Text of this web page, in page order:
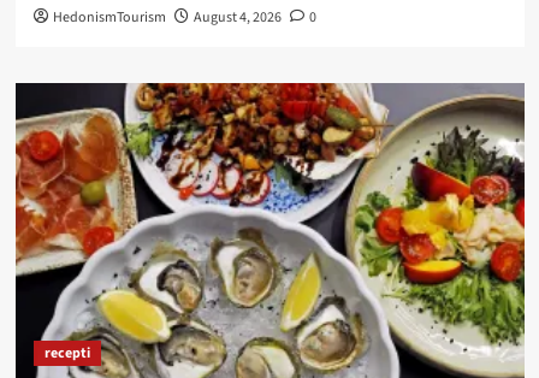
HedonismTourism August 4, 2026 0
recepti